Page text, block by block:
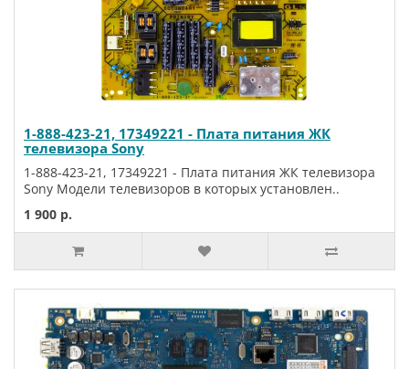
1-888-423-21, 17349221 - Плата питания ЖК
телевизора Sony
1-888-423-21, 17349221 - Плата питания ЖК телевизора
Sony Модели телевизоров в которых установлен..
1 900 р.